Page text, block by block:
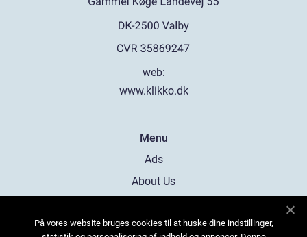
web:
www.klikko.dk
Menu
Ads
About Us
Contact
På vores website bruges cookies til at huske dine indstillinger,